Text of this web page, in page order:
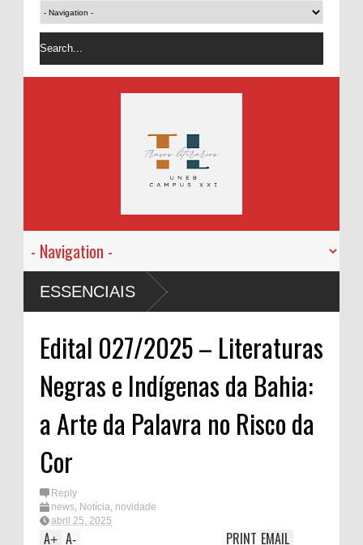
ESSENCIAIS
Edital 027/2025 – Literaturas
Negras e Indígenas da Bahia:
a Arte da Palavra no Risco da
Cor
Reply
news, Notícia, novidade
abril 25, 2025
A+ A- EMAIL
PRINT